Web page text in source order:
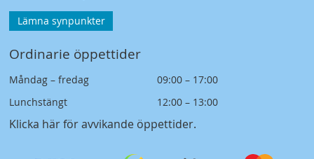
Lämna synpunkter
Ordinarie öppettider
Måndag – fredag
09:00 – 17:00
Lunchstängt
12:00 – 13:00
Klicka här för avvikande öppettider.